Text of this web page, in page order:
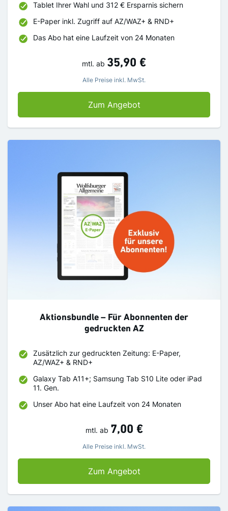
Tablet Ihrer Wahl und 312 € Ersparnis sichern​
E-Paper inkl. Zugriff auf AZ/WAZ+ & RND+​
Das Abo hat eine Laufzeit von 24 Monaten
mtl. ab 35,90 €
Alle Preise inkl. MwSt.
Zum AngebotAktionsbundle – AZ
Aktionsbundle – Für Abonnenten der
gedruckten AZ
Zusätzlich zur gedruckten Zeitung: E-Paper,
AZ/WAZ+ & RND+
Galaxy Tab A11+; Samsung Tab S10 Lite oder iPad
11. Gen.
Unser Abo hat eine Laufzeit von 24 Monaten
mtl. ab 7,00 €
Alle Preise inkl. MwSt.
Zum AngebotAktionsbundle – Für